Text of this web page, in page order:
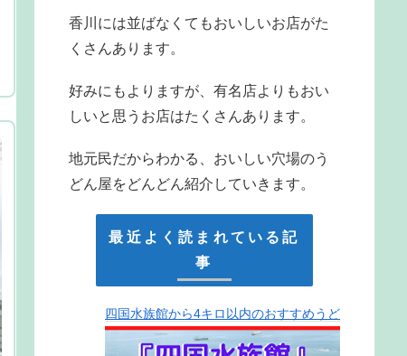
香川には並ばなくてもおいしいお店がた
くさんあります。
好みにもよりますが、有名店よりもおい
しいと思うお店はたくさんあります。
地元民だからわかる、おいしい穴場のう
どん屋をどんどん紹介していきます。
最近よく読まれている記
事
四国水族館から4キロ以内のおすすめうど